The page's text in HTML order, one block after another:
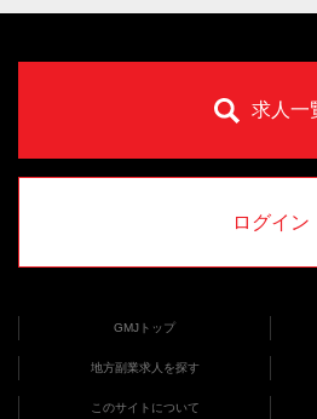
求人一
ログイン
GMJトップ
地方副業求人を探す
このサイトについて